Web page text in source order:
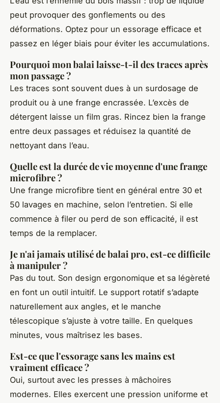
peut provoquer des gonflements ou des
déformations. Optez pour un essorage efficace et
passez en léger biais pour éviter les accumulations.
Pourquoi mon balai laisse-t-il des traces après
mon passage ?
Les traces sont souvent dues à un surdosage de
produit ou à une frange encrassée. L’excès de
détergent laisse un film gras. Rincez bien la frange
entre deux passages et réduisez la quantité de
nettoyant dans l’eau.
Quelle est la durée de vie moyenne d'une frange
microfibre ?
Une frange microfibre tient en général entre 30 et
50 lavages en machine, selon l’entretien. Si elle
commence à filer ou perd de son efficacité, il est
temps de la remplacer.
Je n'ai jamais utilisé de balai pro, est-ce difficile
à manipuler ?
Pas du tout. Son design ergonomique et sa légèreté
en font un outil intuitif. Le support rotatif s’adapte
naturellement aux angles, et le manche
télescopique s’ajuste à votre taille. En quelques
minutes, vous maîtrisez les bases.
Est-ce que l'essorage sans les mains est
vraiment efficace ?
Oui, surtout avec les presses à mâchoires
modernes. Elles exercent une pression uniforme et